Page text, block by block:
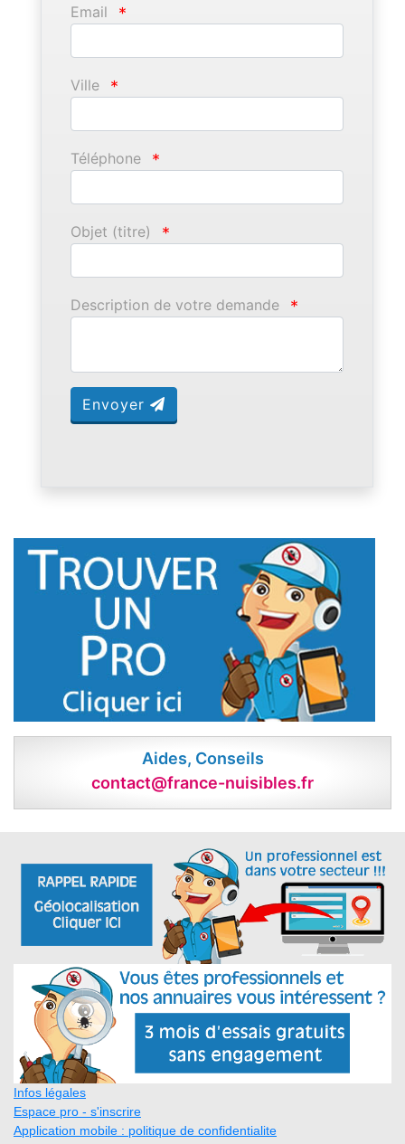
Email *
Ville *
Téléphone *
Objet (titre) *
Description de votre demande *
Envoyer
Aides, Conseils
contact@france-nuisibles.fr
Infos légales
Espace pro - s'inscrire
Application mobile : politique de confidentialite